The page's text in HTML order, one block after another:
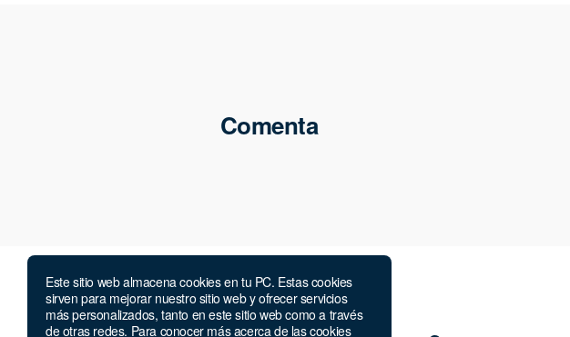
Este sitio web almacena cookies en tu PC. Estas cookies
sirven para mejorar nuestro sitio web y ofrecer servicios
más personalizados, tanto en este sitio web como a través
de otras redes. Para conocer más acerca de las cookies
Comenta